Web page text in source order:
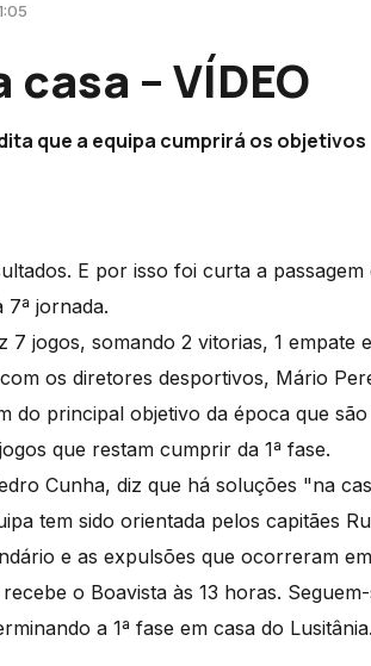
– VÍDEO
que a equipa cumprirá os objetivos
E por isso foi curta a
7ª jornada.
7 jogos, somando 2 vitorias, 1
os diretores desportivos, Mário
do principal objetivo da época que
que restam cumprir da 1ª fase.
Cunha, diz que há soluções "na
tem sido orientada pelos capitães
e as expulsões que ocorreram
o Boavista às 13 horas.
a 1ª fase em casa do Lusitânia.